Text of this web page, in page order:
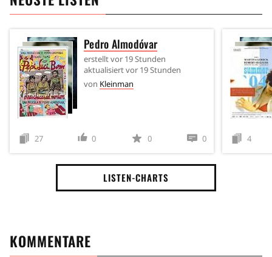
Pedro Almodóvar
erstelltvor 19 Stunden
aktualisiertvor 19 Stunden
von Kleinman
27 0 0 0 4
LISTEN-CHARTS
KOMMENTARE